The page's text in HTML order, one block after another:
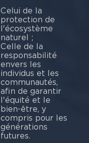
Celui de la
protection de
l'écosystème
naturel ;
Celle de la
responsabilité
envers les
individus et les
communautés,
afin de garantir
l'équité et le
bien-être, y
compris pour les
générations
futures.